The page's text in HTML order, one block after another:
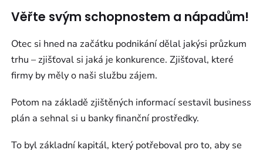
Věřte svým schopnostem a nápadům!
Otec si hned na začátku podnikání dělal jakýsi průzkum
trhu – zjišťoval si jaká je konkurence. Zjišťoval, které
firmy by měly o naši službu zájem.
Potom na základě zjištěných informací sestavil business
plán a sehnal si u banky finanční prostředky.
To byl základní kapitál, který potřeboval pro to, aby se